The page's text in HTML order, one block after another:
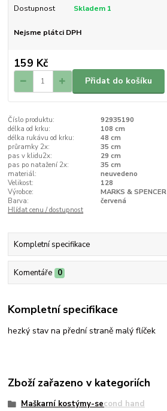
Dostupnost Skladem 1
Nejsme plátci DPH
159 Kč
Přidat do košíku
Číslo produktu:
92935190
délka od krku:
108 cm
délka rukávu od krku:
48 cm
průramky 2x:
35 cm
pas v klidu2x:
29 cm
pas po natažení 2x:
35 cm
materiál:
neuvedeno
Velikost:
128
Výrobce:
MARKS & SPENCER
Barva:
červená
Hlídat cenu / dostupnost
Kompletní specifikace
Komentáře 0
Kompletní specifikace
hezký stav na přední straně malý flíček
Zboží zařazeno v kategoriích
Maškarní kostýmy-second hand